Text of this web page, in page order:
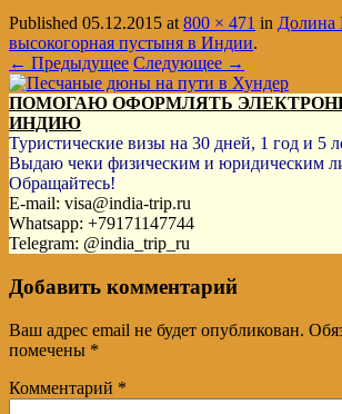
Published 05.12.2015 at 800 × 471 in Долина
высокогорная пустыня в Индии.
← Предыдущее Следующее →
ПОМОГАЮ ОФОРМЛЯТЬ
ИНДИЮ
Туристические визы на 30 дней, 1 год и 5
Выдаю чеки физическим и юридическим
Обращайтесь!
E-mail: visa@india-trip.ru
Whatsapp: +79171147744
Telegram: @india_trip_ru
Добавить комментарий
Ваш адрес email не будет опубликован.
помечены *
Комментарий *